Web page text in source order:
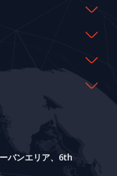
バンエリア、6th